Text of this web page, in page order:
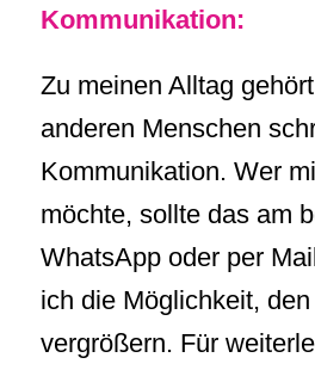
Kommunikation:
Zu meinen Alltag
anderen Menschen
Kommunikation. Wer
möchte, sollte das am
WhatsApp oder per
ich die Möglichkeit, den
vergrößern. Für